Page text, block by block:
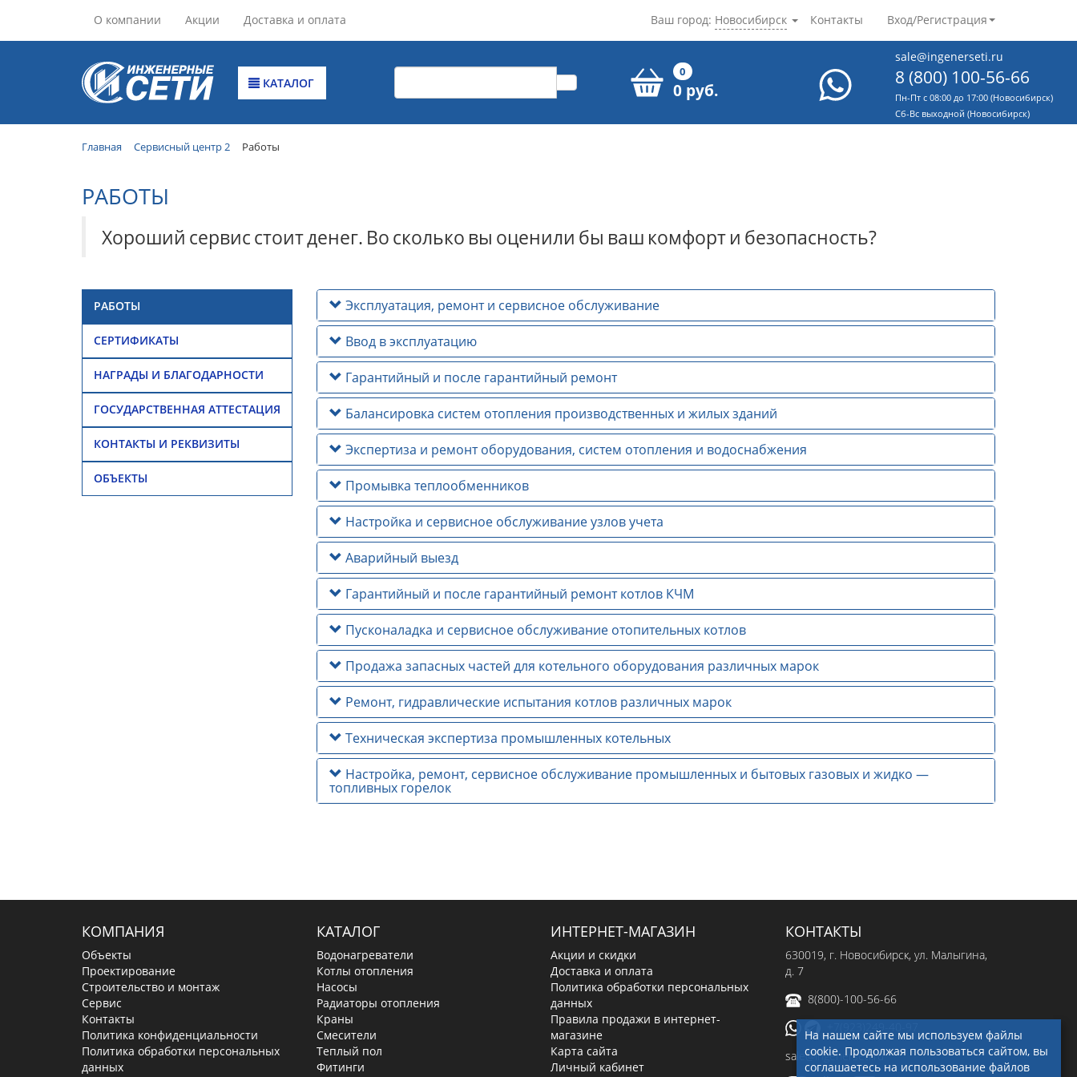
О компании Акции Доставка и оплата Контакты Вход/Регистрация
Ваш город: Новосибирск
КАТАЛОГ
0
0 руб.
sale@ingenerseti.ru
8 (800) 100-56-66
Пн-Пт с 08:00 до 17:00 (Новосибирск)
Cб-Вс выходной (Новосибирск)
Главная Сервисный центр 2 Работы
РАБОТЫ
Хороший сервисстоитденег. Восколько вы оценили бы ваш комфорти безопасность?
РАБОТЫ
СЕРТИФИКАТЫ
НАГРАДЫ И БЛАГОДАРНОСТИ
ГОСУДАРСТВЕННАЯ АТТЕСТАЦИЯ
КОНТАКТЫ И РЕКВИЗИТЫ
ОБЪЕКТЫ
Эксплуатация, ремонт и сервисное обслуживание
Ввод в эксплуатацию
Гарантийный и после гарантийный ремонт
Балансировка систем отопления производственных и жилых зданий
Экспертиза и ремонт оборудования, систем отопления и водоснабжения
Промывка теплообменников
Настройка и сервисное обслуживание узлов учета
Аварийный выезд
Гарантийный и после гарантийный ремонт котлов КЧМ
Пусконаладка и сервисное обслуживание отопительных котлов
Продажа запасных частей для котельного оборудования различных марок
Ремонт, гидравлические испытания котлов различных марок
Техническая экспертиза промышленных котельных
Настройка, ремонт, сервисное обслуживание промышленных и бытовых газовых и жидко —
топливных горелок
КОМПАНИЯ
Объекты
Проектирование
Строительство и монтаж
Сервис
Контакты
Политика конфиденциальности
Политика обработки персональных
данных
КАТАЛОГ
Водонагреватели
Котлы отопления
Насосы
Радиаторы отопления
Краны
Смесители
Теплый пол
Фитинги
ИНТЕРНЕТ-МАГАЗИН
Акции и скидки
Доставка и оплата
Политика обработки персональных
данных
Правила продажи в интернет-
магазине
Карта сайта
Личный кабинет
КОНТАКТЫ
630019, г. Новосибирск, ул. Малыгина,
д. 7
8(800)-100-56-66
sale@ingenerseti.ru
На нашем сайте мы используем файлы
cookie. Продолжая пользоваться сайтом, вы
соглашаетесь на использование файлов